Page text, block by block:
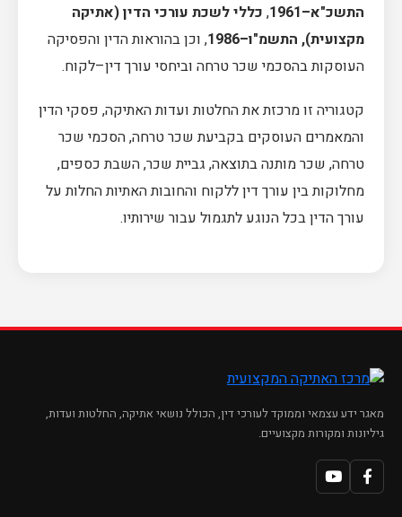
התשכ"א–1961
, כללי לשכת עורכי הדין (אתיקה
מקצועית), התשמ"ו–1986
, וכן בהוראות הדין והפסיקה
העוסקות בהסכמי שכר טרחה וביחסי עורך דין–לקוח.
קטגוריה זו מרכזת את החלטות ועדות האתיקה, פסקי הדין
והמאמרים העוסקים בקביעת שכר טרחה, הסכמי שכר
טרחה, שכר מותנה בתוצאה, גביית שכר, השבת כספים,
מחלוקות בין עורך דין ללקוח והחובות האתיות החלות על
עורך הדין בכל הנוגע לתגמול עבור שירותיו.
מאגר ידע עצמאי וממוקד לעורכי דין, הכולל נושאי אתיקה, החלטות ועדות,
גיליונות ומקורות מקצועיים.